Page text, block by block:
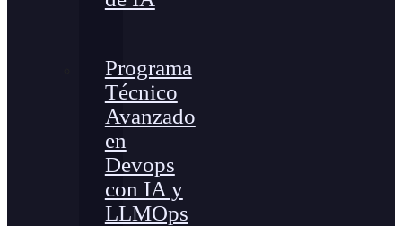
Programa
Técnico
Avanzado
en
Devops
con IA y
LLMOps